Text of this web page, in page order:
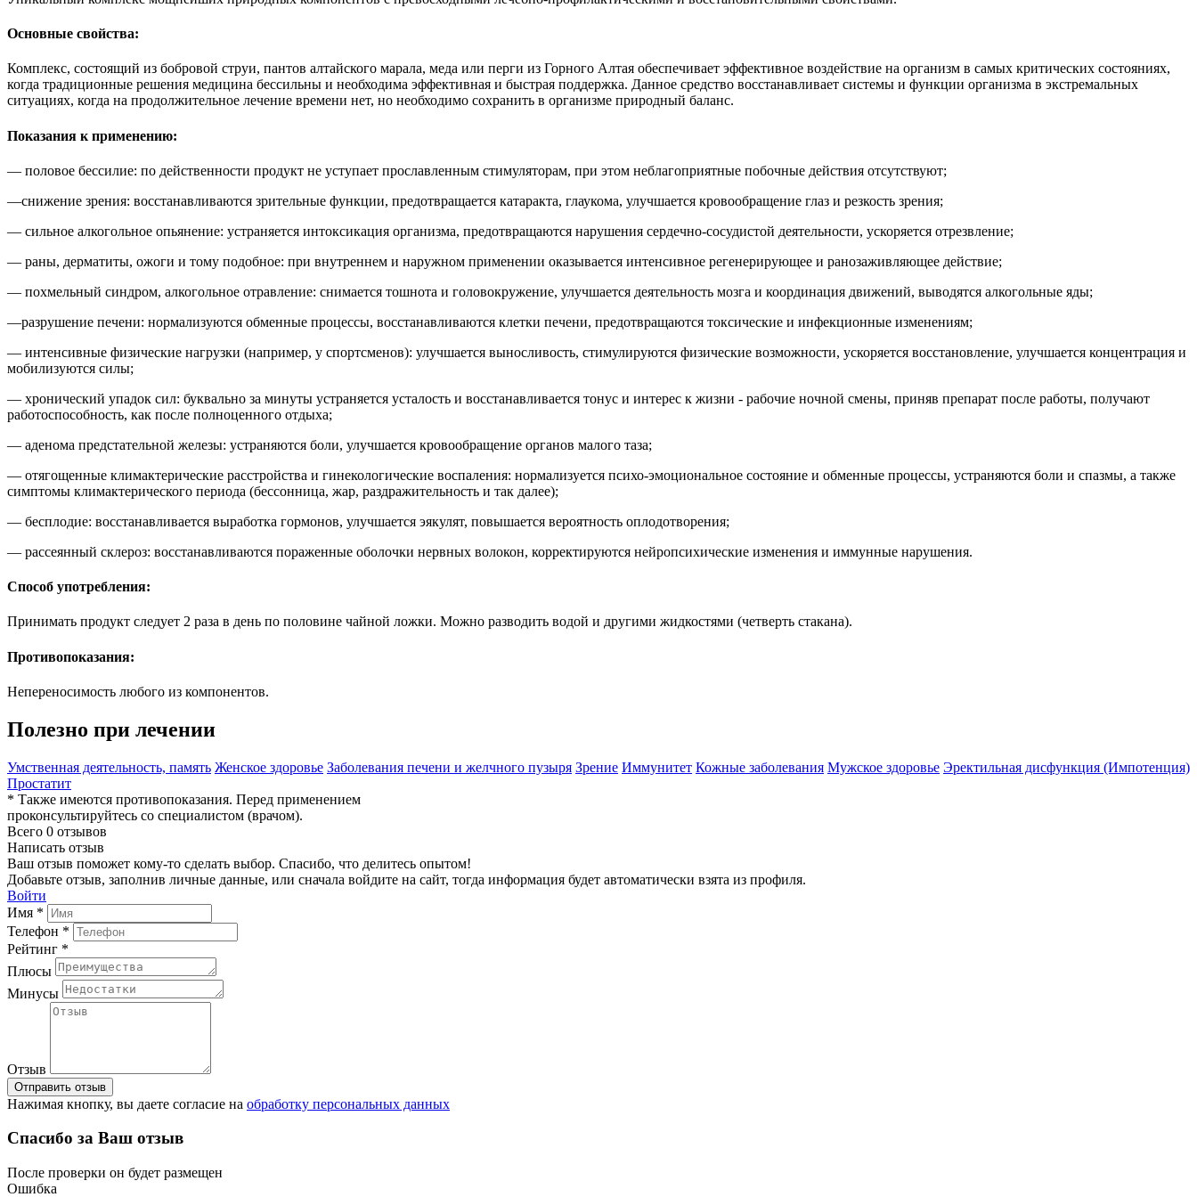
Основные свойства:
Комплекс, состоящий из бобровой струи, пантов алтайского марала, меда или перги из Горного Алтая обеспечивает эффективное воздействие на организм в самых критических состояниях,
когда традиционные решения медицина бессильны и необходима эффективная и быстрая поддержка. Данное средство восстанавливает системы и функции организма в экстремальных
ситуациях, когда на продолжительное лечение времени нет, но необходимо сохранить в организме природный баланс.
Показания к применению:
— половое бессилие: по действенности продукт не уступает прославленным стимуляторам, при этом неблагоприятные побочные действия отсутствуют;
—снижение зрения: восстанавливаются зрительные функции, предотвращается катаракта, глаукома, улучшается кровообращение глаз и резкость зрения;
— сильное алкогольное опьянение: устраняется интоксикация организма, предотвращаются нарушения сердечно-сосудистой деятельности, ускоряется отрезвление;
— раны, дерматиты, ожоги и тому подобное: при внутреннем и наружном применении оказывается интенсивное регенерирующее и ранозаживляющее действие;
— похмельный синдром, алкогольное отравление: снимается тошнота и головокружение, улучшается деятельность мозга и координация движений, выводятся алкогольные яды;
—разрушение печени: нормализуются обменные процессы, восстанавливаются клетки печени, предотвращаются токсические и инфекционные изменениям;
— интенсивные физические нагрузки (например, у спортсменов): улучшается выносливость, стимулируются физические возможности, ускоряется восстановление, улучшается концентрация и
мобилизуются силы;
— хронический упадок сил: буквально за минуты устраняется усталость и восстанавливается тонус и интерес к жизни - рабочие ночной смены, приняв препарат после работы, получают
работоспособность, как после полноценного отдыха;
— аденома предстательной железы: устраняются боли, улучшается кровообращение органов малого таза;
— отягощенные климактерические расстройства и гинекологические воспаления: нормализуется психо-эмоциональное состояние и обменные процессы, устраняются боли и спазмы, а также
симптомы климактерического периода (бессонница, жар, раздражительность и так далее);
— бесплодие: восстанавливается выработка гормонов, улучшается эякулят, повышается вероятность оплодотворения;
— рассеянный склероз: восстанавливаются пораженные оболочки нервных волокон, корректируются нейропсихические изменения и иммунные нарушения.
Способ употребления:
Принимать продукт следует 2 раза в день по половине чайной ложки. Можно разводить водой и другими жидкостями (четверть стакана).
Противопоказания:
Непереносимость любого из компонентов.
Полезно при лечении
Умственная деятельность, память Женское здоровье Заболевания печени и желчного пузыря Зрение Иммунитет Кожные заболевания Мужское здоровье Эректильная дисфункция (Импотенция)
Простатит
* Также имеются противопоказания. Перед применением
проконсультируйтесь со специалистом (врачом).
Всего 0 отзывов
Написать отзыв
Ваш отзыв поможет кому-то сделать выбор. Спасибо, что делитесь опытом!
Добавьте отзыв, заполнив личные данные, или сначала войдите на сайт, тогда информация будет автоматически взята из профиля.
Войти
Имя *
Телефон *
Рейтинг *
Плюсы
Минусы
Отзыв
Отправить отзыв
Нажимая кнопку, вы даете согласие на обработку персональных данных
Спасибо за Ваш отзыв
После проверки он будет размещен
Ошибка